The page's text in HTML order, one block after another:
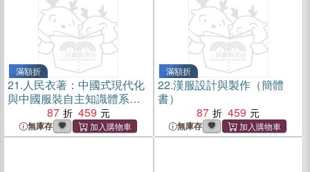
滿額折
21.人民衣著：中國式現代化
與中國服裝自主知識體系構
建（簡體書）
87 459
無庫存
滿額折
22.漢服設計與製作（簡體
書）
87
459
無庫存